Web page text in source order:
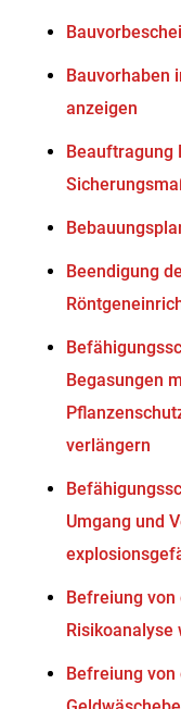
Bauvorhaben
anzeigen
Beauftragung
Beendigung
Begasungen
verlängern
Umgang und
Befreiung
Risikoanalyse
Befreiung